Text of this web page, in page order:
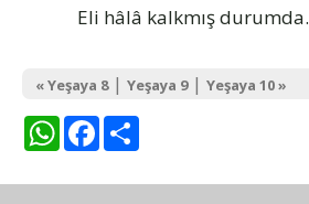
Eli hâlâ kalkmış durumda.
« Yeşaya 8| Yeşaya 9| Yeşaya 10 »
WhatsAppFacebook